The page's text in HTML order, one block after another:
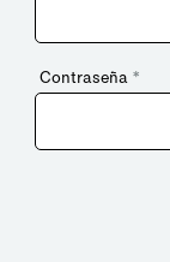
Contraseña *